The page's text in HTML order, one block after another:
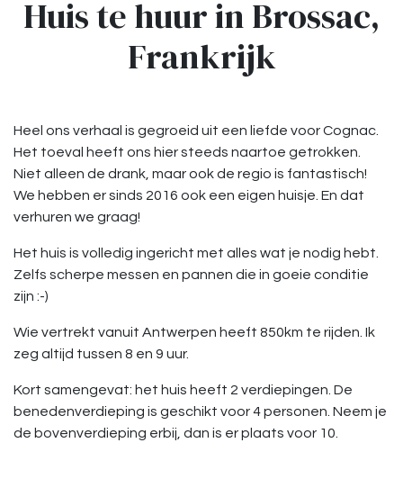
Huis te huur in Brossac,
Frankrijk
Heel ons verhaal is gegroeid uit een liefde voor Cognac.
Het toeval heeft ons hier steeds naartoe getrokken.
Niet alleen de drank, maar ook de regio is fantastisch!
We hebben er sinds 2016 ook een eigen huisje. En dat
verhuren we graag!
Het huis is volledig ingericht met alles wat je nodig hebt.
Zelfs scherpe messen en pannen die in goeie conditie
zijn :-)
Wie vertrekt vanuit Antwerpen heeft 850km te rijden. Ik
zeg altijd tussen 8 en 9 uur.
Kort samengevat: het huis heeft 2 verdiepingen. De
benedenverdieping is geschikt voor 4 personen. Neem je
de bovenverdieping erbij, dan is er plaats voor 10.